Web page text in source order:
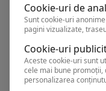
Datorita conditiilor
izvoare de ape minerale
Cercetarile facute de-a
precum si rezultatele
rândul celor mai
Cookie-uri de
Sunt cookie-uri
pagini vizualizate,
Cookie-uri
Aceste cookie-uri sunt
cele mai bune promoții,
personalizarea